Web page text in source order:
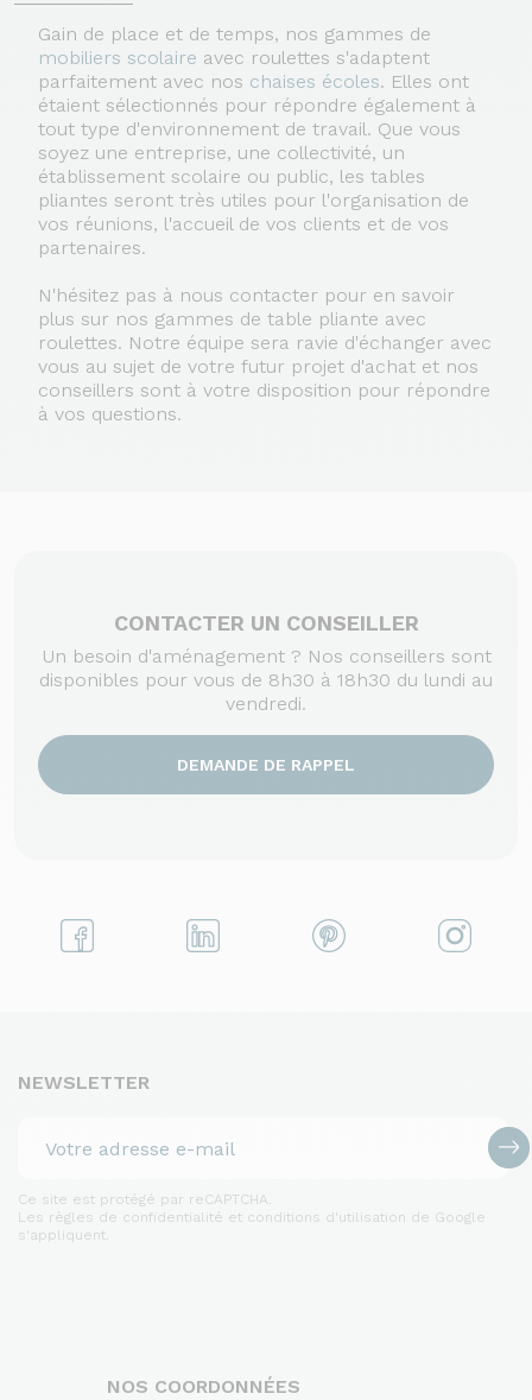
Gain de place et de temps, nos gammes de
mobiliers scolaire avec roulettes s'adaptent
parfaitement avec nos chaises écoles. Elles ont
étaient sélectionnés pour répondre également à
tout type d'environnement de travail. Que vous
soyez une entreprise, une collectivité, un
établissement scolaire ou public, les tables
pliantes seront très utiles pour l'organisation de
vos réunions, l'accueil de vos clients et de vos
partenaires.
N'hésitez pas à nous contacter pour en savoir
plus sur nos gammes de table pliante avec
roulettes. Notre équipe sera ravie d'échanger avec
vous au sujet de votre futur projet d'achat et nos
conseillers sont à votre disposition pour répondre
à vos questions.
CONTACTER UN CONSEILLER
Un besoin d'aménagement ? Nos conseillers sont
disponibles pour vous de 8h30 à 18h30 du lundi au
vendredi.
DEMANDE DE RAPPEL
NEWSLETTER
Ce site est protégé par reCAPTCHA.
Les règles de confidentialité et conditions d'utilisation de Google
s'appliquent.
NOS COORDONNÉES